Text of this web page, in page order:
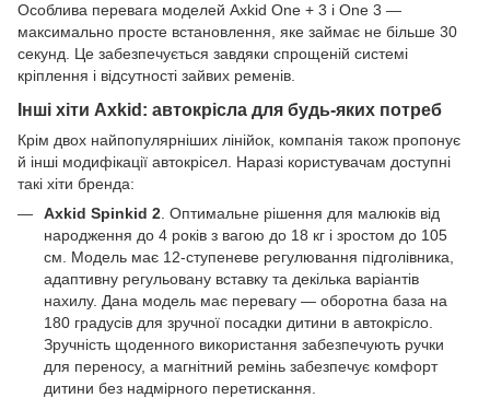
Особлива перевага моделей Axkid One + 3 і One 3 —
максимально просте встановлення, яке займає не більше 30
секунд. Це забезпечується завдяки спрощеній системі
кріплення і відсутності зайвих ременів.
Інші хіти Axkid: автокрісла для будь-яких потреб
Крім двох найпопулярніших лінійок, компанія також пропонує
й інші модифікації автокрісел. Наразі користувачам доступні
такі хіти бренда:
Axkid Spinkid 2 . Оптимальне рішення для малюків від
народження до 4 років з вагою до 18 кг і зростом до 105
см. Модель має 12-ступеневе регулювання підголівника,
адаптивну регульовану вставку та декілька варіантів
нахилу. Дана модель має перевагу — оборотна база на
180 градусів для зручної посадки дитини в автокрісло.
Зручність щоденного використання забезпечують ручки
для переносу, а магнітний ремінь забезпечує комфорт
дитини без надмірного перетискання.